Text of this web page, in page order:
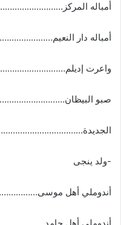
أمباله
أمباله دار
واعرت
صبو
-ولد ينجى
أندوملي أهل